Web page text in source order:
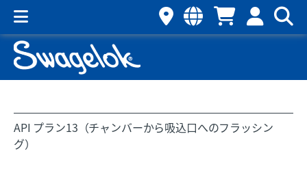
API プラン13（チャンバーから吸込口へのフラッシン
グ）